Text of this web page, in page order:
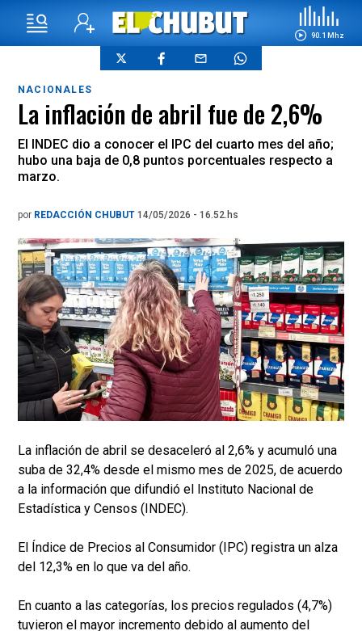
90.1 Mhz
NACIONALES
La inflación de abril fue de 2,6%
El INDEC dio a conocer el IPC del cuarto mes del año;
hubo una baja de 0,8 puntos porcentuales respecto a
marzo.
por REDACCIÓN CHUBUT 14/05/2026 - 16.52.hs
La inflación de abril se desaceleró al 2,6% y acumuló una
suba de 32,4% desde el mismo mes de 2025, de acuerdo
a la información que difundió el Instituto Nacional de
Estadística y Censos (INDEC).
El Índice de Precios al Consumidor (IPC) registra un alza
del 12,3% en lo que va del año.
En cuanto a las categorías, los precios regulados (4,7%)
tuvieron el mayor incremento debido al aumento del